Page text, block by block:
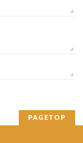
PAGETOP